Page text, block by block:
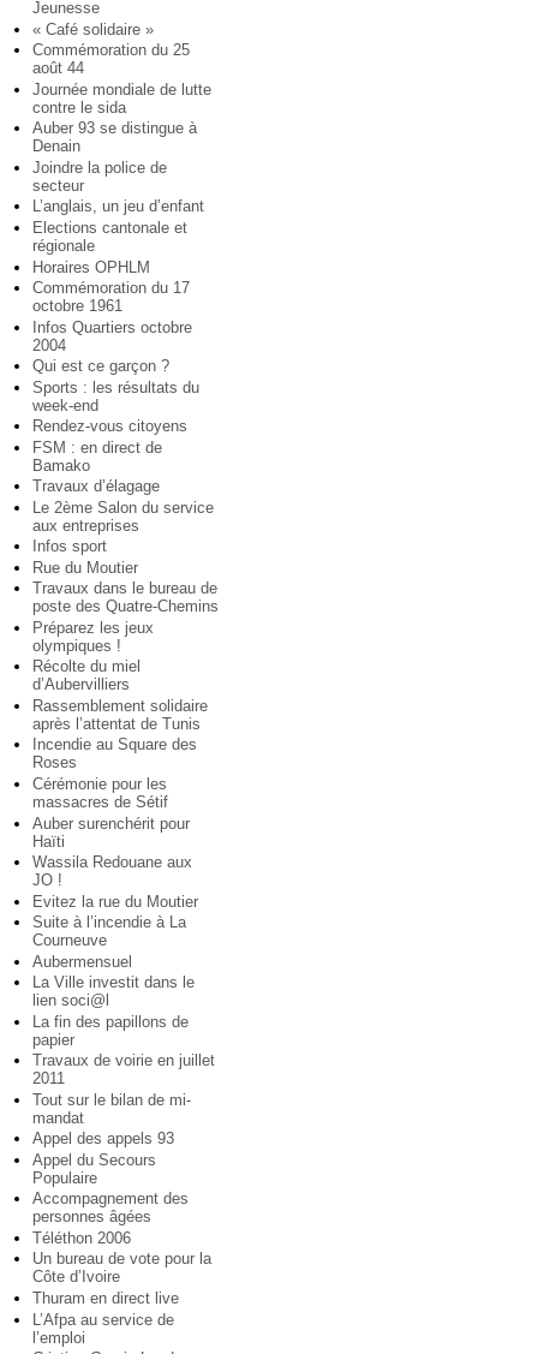
Jeunesse
« Café solidaire »
Commémoration du 25
août 44
Journée mondiale de lutte
contre le sida
Auber 93 se distingue à
Denain
Joindre la police de
secteur
L’anglais, un jeu d’enfant
Elections cantonale et
régionale
Horaires OPHLM
Commémoration du 17
octobre 1961
Infos Quartiers octobre
2004
Qui est ce garçon ?
Sports : les résultats du
week-end
Rendez-vous citoyens
FSM : en direct de
Bamako
Travaux d’élagage
Le 2ème Salon du service
aux entreprises
Infos sport
Rue du Moutier
Travaux dans le bureau de
poste des Quatre-Chemins
Préparez les jeux
olympiques !
Récolte du miel
d’Aubervilliers
Rassemblement solidaire
après l’attentat de Tunis
Incendie au Square des
Roses
Cérémonie pour les
massacres de Sétif
Auber surenchérit pour
Haïti
Wassila Redouane aux
JO !
Evitez la rue du Moutier
Suite à l’incendie à La
Courneuve
Aubermensuel
La Ville investit dans le
lien soci@l
La fin des papillons de
papier
Travaux de voirie en juillet
2011
Tout sur le bilan de mi-
mandat
Appel des appels 93
Appel du Secours
Populaire
Accompagnement des
personnes âgées
Téléthon 2006
Un bureau de vote pour la
Côte d’Ivoire
Thuram en direct live
L’Afpa au service de
l’emploi